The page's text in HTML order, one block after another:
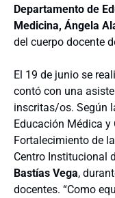
Departamento de
Medicina, Ángela
del cuerpo docente
El 19 de junio se
contó con una
inscritas/os. Según
Educación Médica y
Fortalecimiento de
Centro Institucional
Bastías Vega,
docentes. “Como